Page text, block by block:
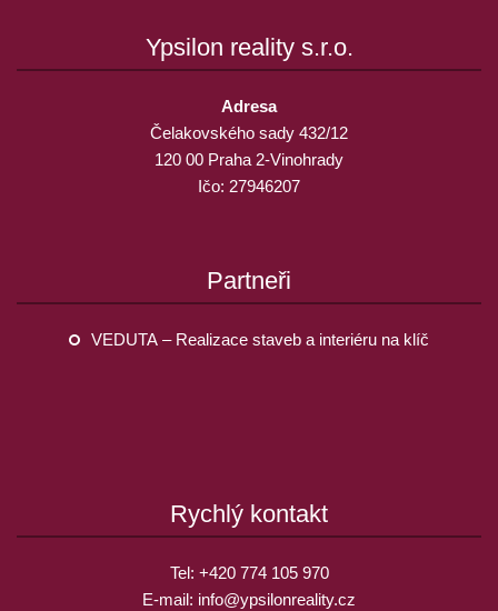
Ypsilon reality s.r.o.
Adresa
Čelakovského sady 432/12
120 00 Praha 2-Vinohrady
Ičo: 27946207
Partneři
VEDUTA – Realizace staveb a interiéru na klíč
Rychlý kontakt
Tel: +420 774 105 970
E-mail: info@ypsilonreality.cz